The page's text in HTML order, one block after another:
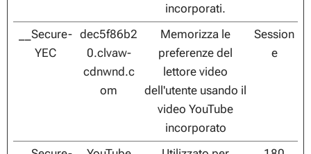
incorporati.
__Secure-
YEC
dec5f86b2
0.clvaw-
cdnwnd.c
om
Memorizza le
preferenze del
lettore video
dell'utente usando il
video YouTube
incorporato
Session
e